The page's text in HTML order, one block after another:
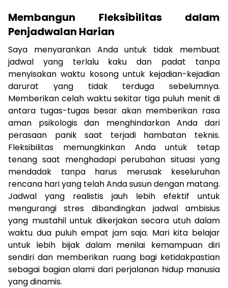
Membangun Fleksibilitas dalam
Penjadwalan Harian
Saya menyarankan Anda untuk tidak membuat
jadwal yang terlalu kaku dan padat tanpa
menyisakan waktu kosong untuk kejadian-kejadian
darurat yang tidak terduga sebelumnya.
Memberikan celah waktu sekitar tiga puluh menit di
antara tugas-tugas besar akan memberikan rasa
aman psikologis dan menghindarkan Anda dari
perasaan panik saat terjadi hambatan teknis.
Fleksibilitas memungkinkan Anda untuk tetap
tenang saat menghadapi perubahan situasi yang
mendadak tanpa harus merusak keseluruhan
rencana hari yang telah Anda susun dengan matang.
Jadwal yang realistis jauh lebih efektif untuk
mengurangi stres dibandingkan jadwal ambisius
yang mustahil untuk dikerjakan secara utuh dalam
waktu dua puluh empat jam saja. Mari kita belajar
untuk lebih bijak dalam menilai kemampuan diri
sendiri dan memberikan ruang bagi ketidakpastian
sebagai bagian alami dari perjalanan hidup manusia
yang dinamis.